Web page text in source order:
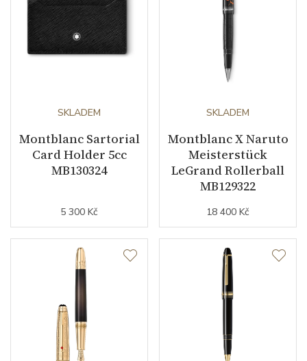
SKLADEM
Montblanc Sartorial
Card Holder 5cc
MB130324
5 300 Kč
SKLADEM
Montblanc X Naruto
Meisterstück
LeGrand Rollerball
MB129322
18 400 Kč